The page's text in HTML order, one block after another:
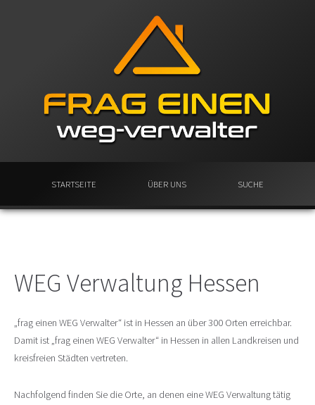
STARTSEITE ÜBER UNS SUCHE
WEG Verwaltung Hessen
„frag einen WEG Verwalter“ ist in Hessen an über 300 Orten erreichbar.
Damit ist „frag einen WEG Verwalter“ in Hessen in allen Landkreisen und
kreisfreien Städten vertreten.
Nachfolgend finden Sie die Orte, an denen eine WEG Verwaltung tätig